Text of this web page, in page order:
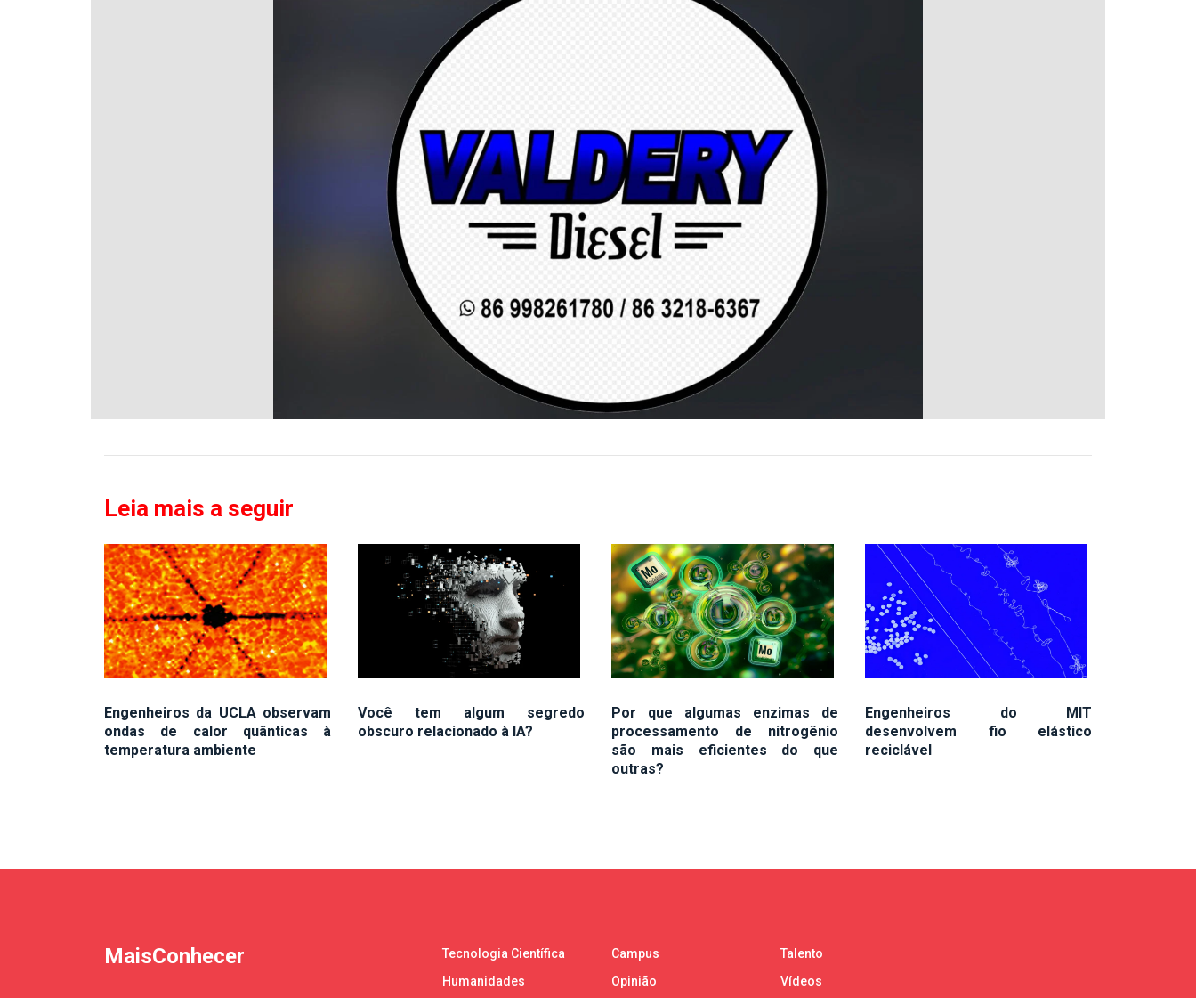
Leia mais a seguir
Engenheiros da UCLA observam
ondas de calor quânticas à
temperatura ambiente
Você tem algum segredo
obscuro relacionado à IA?
Por que algumas enzimas de
processamento de nitrogênio
são mais eficientes do que
outras?
Engenheiros do MIT
desenvolvem fio elástico
reciclável
MaisConhecer
Tecnologia Científica
Humanidades
Campus
Opinião
Talento
Vídeos